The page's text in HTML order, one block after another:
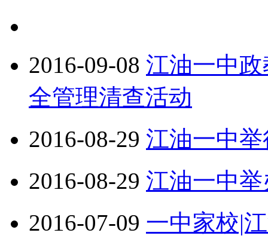
2016-09-08 江油一中
全管理清查活动
2016-08-29 江油一中
2016-08-29 江油一中
2016-07-09 一中家校|